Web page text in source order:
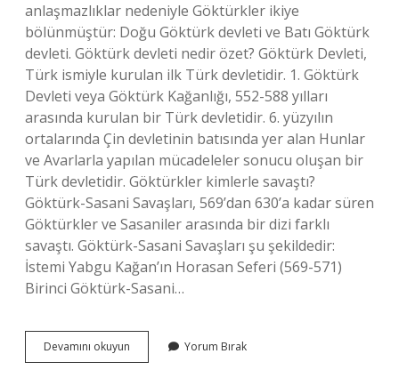
anlaşmazlıklar nedeniyle Göktürkler ikiye
bölünmüştür: Doğu Göktürk devleti ve Batı Göktürk
devleti. Göktürk devleti nedir özet? Göktürk Devleti,
Türk ismiyle kurulan ilk Türk devletidir. 1. Göktürk
Devleti veya Göktürk Kağanlığı, 552-588 yılları
arasında kurulan bir Türk devletidir. 6. yüzyılın
ortalarında Çin devletinin batısında yer alan Hunlar
ve Avarlarla yapılan mücadeleler sonucu oluşan bir
Türk devletidir. Göktürkler kimlerle savaştı?
Göktürk-Sasani Savaşları, 569’dan 630’a kadar süren
Göktürkler ve Sasaniler arasında bir dizi farklı
savaştı. Göktürk-Sasani Savaşları şu şekildedir:
İstemi Yabgu Kağan’ın Horasan Seferi (569-571)
Birinci Göktürk-Sasani…
Devamını okuyun Göktürk
Devletinin
Yorum Bırak